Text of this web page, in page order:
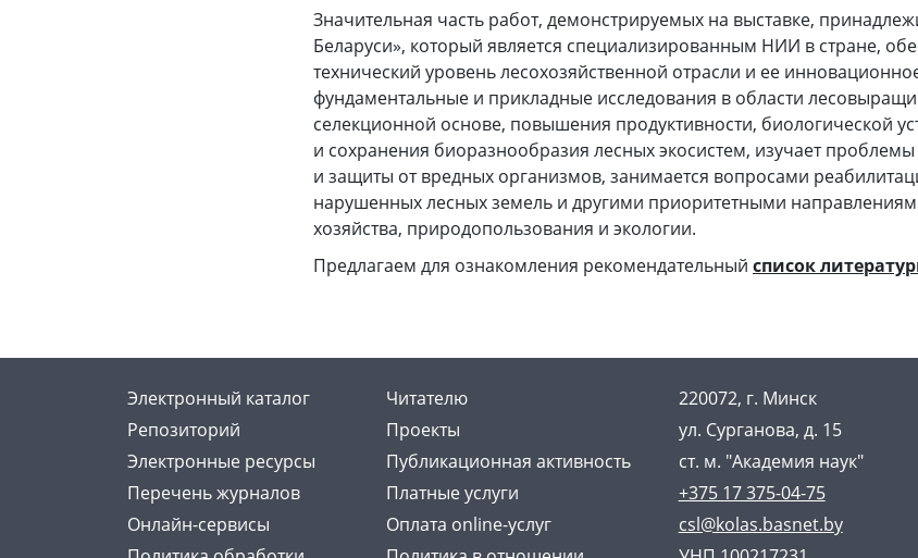
Значительная часть работ, демонстрируемых на выставке,
Беларуси», который является специализированным НИИ в стране,
технический уровень лесохозяйственной отрасли и ее
фундаментальные и прикладные исследования в области
селекционной основе, повышения продуктивности, биологической
и сохранения биоразнообразия лесных экосистем, изучает
и защиты от вредных организмов, занимается вопросами
нарушенных лесных земель и другими приоритетными
хозяйства, природопользования и экологии.
Предлагаем для ознакомления рекомендательный список
Электронный каталог
Читателю
Репозиторий
Проекты
Электронные ресурсы
Публикационная активность
Перечень журналов
Платные услуги
Онлайн-сервисы
Оплата online-услуг
220072, г. Минск
ул. Сурганова, д. 15
ст. м. "Академия наук"
+375 17 375-04-75
csl@kolas.basnet.by